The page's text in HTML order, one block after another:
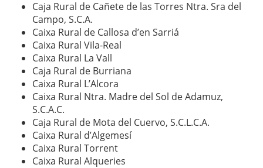
Caja Rural de Cañete de las Torres Ntra. Sra del
Campo, S.C.A.
Caixa Rural de Callosa d’en Sarriá
Caixa Rural Vila-Real
Caixa Rural La Vall
Caja Rural de Burriana
Caixa Rural L’Alcora
Caixa Rural Ntra. Madre del Sol de Adamuz,
S.C.A.C.
Caja Rural de Mota del Cuervo, S.C.L.C.A.
Caixa Rural d’Algemesí
Caixa Rural Torrent
Caixa Rural Alqueries